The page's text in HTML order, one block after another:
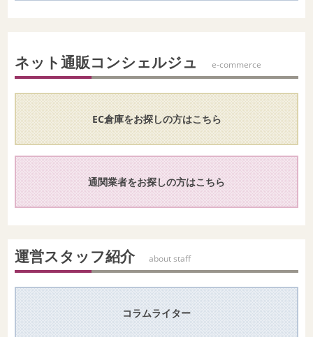
ネット通販コンシェルジュ e-commerce
EC倉庫をお探しの方はこちら
通関業者をお探しの方はこちら
運営スタッフ紹介 about staff
コラムライター